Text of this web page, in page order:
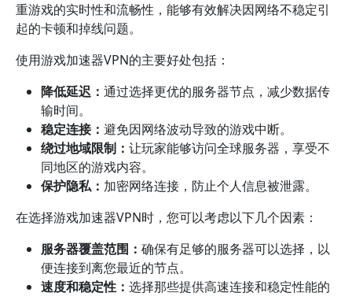
重游戏的实时性和流畅性，能够有效解决因网络不稳定引
起的卡顿和掉线问题。
使用游戏加速器VPN的主要好处包括：
降低延迟： 通过选择更优的服务器节点，减少数据传
输时间。
稳定连接： 避免因网络波动导致的游戏中断。
绕过地域限制： 让玩家能够访问全球服务器，享受不
同地区的游戏内容。
保护隐私： 加密网络连接，防止个人信息被泄露。
在选择游戏加速器VPN时，您可以考虑以下几个因素：
服务器覆盖范围： 确保有足够的服务器可以选择，以
便连接到离您最近的节点。
速度和稳定性： 选择那些提供高速连接和稳定性能的